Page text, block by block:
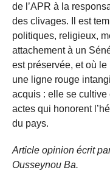
de l’APR à la
des clivages. Il est
politiques, religieux,
attachement à un
est préservée, et où
une ligne rouge
acquis : elle se cultive
actes qui honorent
du pays.
Article opinion écrit
Ousseynou Ba.